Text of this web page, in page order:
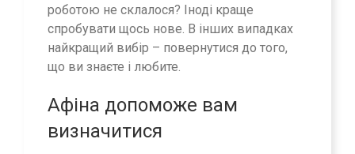
роботою не склалося? Іноді краще
спробувати щось нове. В інших випадках
найкращий вибір – повернутися до того,
що ви знаєте і любите.
Афіна допоможе вам
визначитися